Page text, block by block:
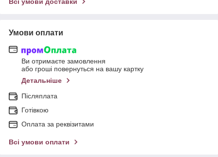
Всі умови доставки
Умови оплати
Ви отримаєте замовлення
або гроші повернуться на вашу картку
Детальніше
Післяплата
Готівкою
Оплата за реквізитами
Всі умови оплати